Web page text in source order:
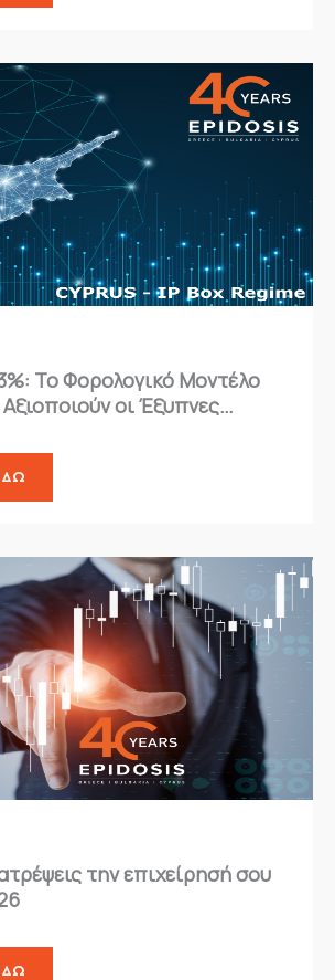
Το Φορολογικό Μοντέλο
οι Έξυπνες
την επιχείρησή σου